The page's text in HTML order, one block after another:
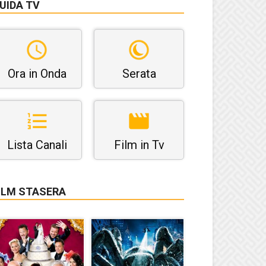
TV
Ora in Onda Serata
Lista Canali Film in Tv
STASERA